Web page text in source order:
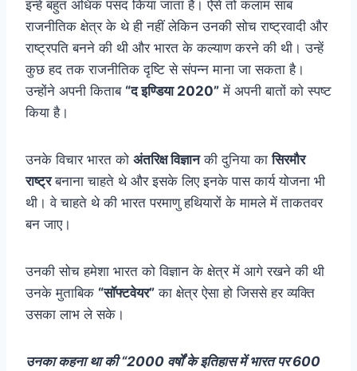
इन्हें बहुत अधिक पसंद किया जाता हैं। ऐसे तो कलाम साब
राजनीतिक क्षेत्र के थे ही नहीं लेकिन उनकी सोच राष्ट्रवादी और
राष्ट्रपति बनने की थी और भारत के कल्याण करने की थी। उन्हें
कुछ हद तक राजनीतिक दृष्टि से संपन्न माना जा सकता है।
उन्होंने अपनी किताब “द इण्डिया 2020” में अपनी बातों को स्पष्ट
किया है।
उनके विचार भारत को अंतरिक्ष विज्ञानकी दुनिया कासिरमौर
राष्ट्रबनाना चाहते थे और इसके लिए इनके पास कार्य योजना भी
थी। वे चाहते थे की भारत परमाणु हथियारों के मामले में ताकतवर
बन जाए।
उनकी सोच हमेशा भारत को विज्ञान के क्षेत्र में आगे रखने की थी
उनके मुताबिक “सॉफ्टवेयर” का क्षेत्र ऐसा हो जिससे हर व्यक्ति
उसका लाभ ले सके।
उनका कहना था की “2000 वर्षों के इतिहास में भारत पर 600